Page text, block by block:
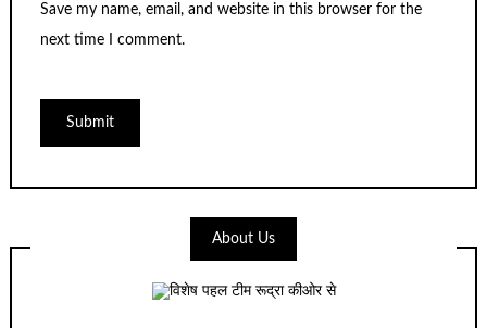
Save my name, email, and website in this browser for the
next time I comment.
About Us